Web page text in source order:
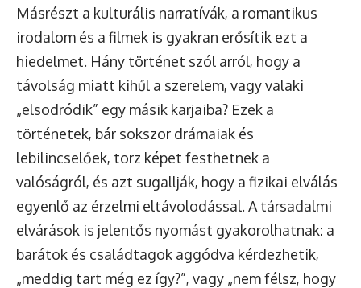
Másrészt a kulturális narratívák, a romantikus
irodalom és a filmek is gyakran erősítik ezt a
hiedelmet. Hány történet szól arról, hogy a
távolság miatt kihűl a szerelem, vagy valaki
„elsodródik” egy másik karjaiba? Ezek a
történetek, bár sokszor drámaiak és
lebilincselőek, torz képet festhetnek a
valóságról, és azt sugallják, hogy a fizikai elválás
egyenlő az érzelmi eltávolodással. A társadalmi
elvárások is jelentős nyomást gyakorolhatnak: a
barátok és családtagok aggódva kérdezhetik,
„meddig tart még ez így?”, vagy „nem félsz, hogy